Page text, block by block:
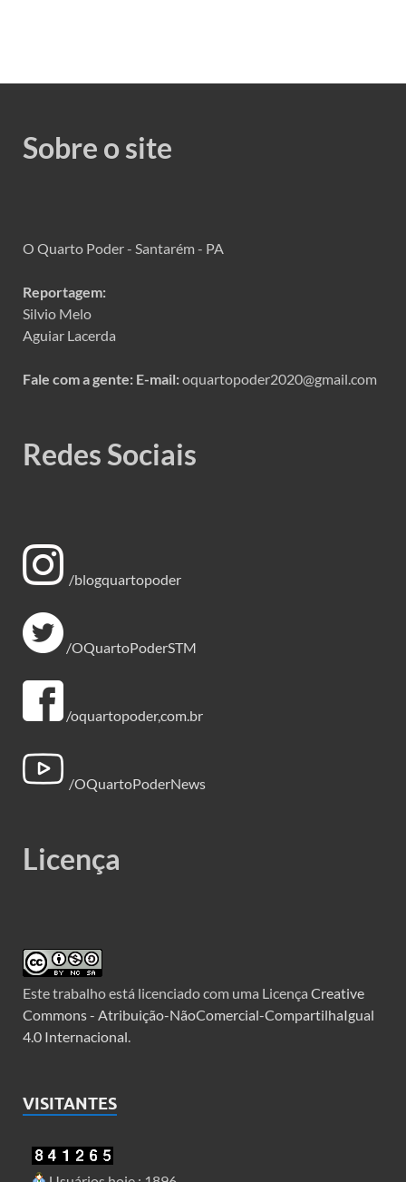
Sobre o site
O Quarto Poder - Santarém - PA
Reportagem:
Silvio Melo
Aguiar Lacerda
Fale com a gente: E-mail:oquartopoder2020@gmail.com
Redes Sociais
/blogquartopoder
/OQuartoPoderSTM
/oquartopoder,com.br
/OQuartoPoderNews
Licença
Este trabalho está licenciado com uma Licença Creative
Commons - Atribuição-NãoComercial-CompartilhaIgual
4.0 Internacional
VISITANTES